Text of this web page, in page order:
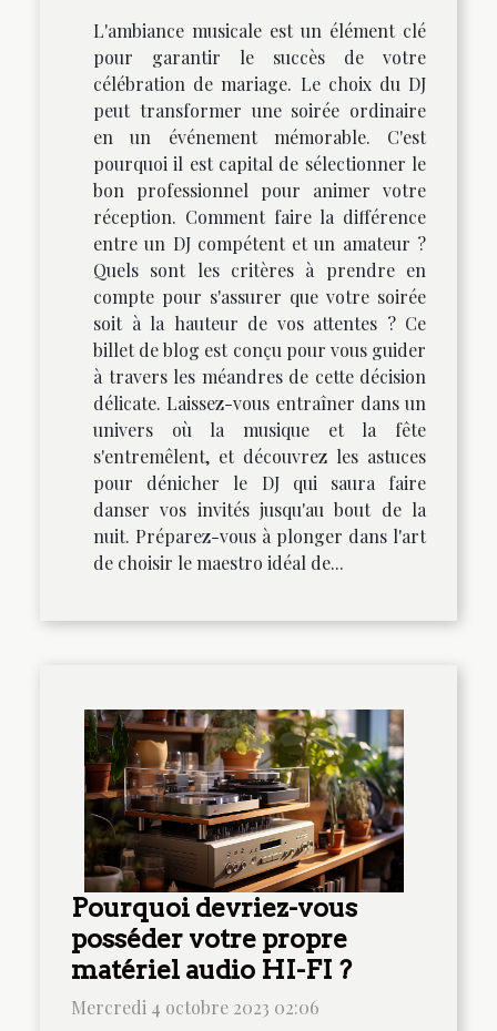
L'ambiance musicale est un élément clé
pour garantir le succès de votre
célébration de mariage. Le choix du DJ
peut transformer une soirée ordinaire
en un événement mémorable. C'est
pourquoi il est capital de sélectionner le
bon professionnel pour animer votre
réception. Comment faire la différence
entre un DJ compétent et un amateur ?
Quels sont les critères à prendre en
compte pour s'assurer que votre soirée
soit à la hauteur de vos attentes ? Ce
billet de blog est conçu pour vous guider
à travers les méandres de cette décision
délicate. Laissez-vous entraîner dans un
univers où la musique et la fête
s'entremêlent, et découvrez les astuces
pour dénicher le DJ qui saura faire
danser vos invités jusqu'au bout de la
nuit. Préparez-vous à plonger dans l'art
de choisir le maestro idéal de...
Pourquoi devriez-vous
posséder votre propre
matériel audio HI-FI ?
Mercredi 4 octobre 2023 02:06